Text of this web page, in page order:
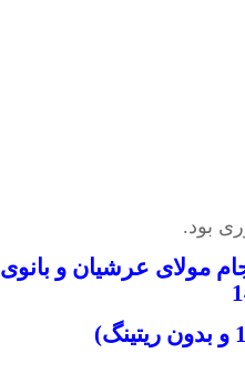
بود.
مولای عرشیان و بانوی